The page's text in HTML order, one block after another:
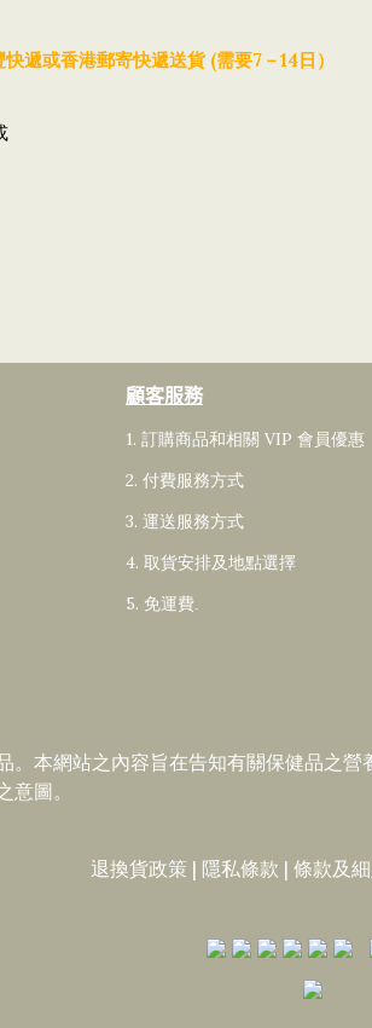
快遞或香港郵寄快遞送貨(需要7 －14 日）
顧客服務
1. 訂購商品和相關 VIP 會員優惠
2. 付費服務方式
3. 運送服務方式
4. 取貨安排及地點選擇
5. 免運費.
。本網站之內容旨在告知有關保健品之
圖。
退換貨政策 | 隱私條款 |​ 條款及